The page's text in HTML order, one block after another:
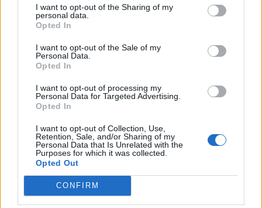
I want to opt-out of the Sharing of my
personal data.
Opted In
I want to opt-out of the Sale of my
Personal Data.
Opted In
I want to opt-out of processing my
Personal Data for Targeted Advertising.
Opted In
I want to opt-out of Collection, Use,
Retention, Sale, and/or Sharing of my
Personal Data that Is Unrelated with the
Purposes for which it was collected.
Opted Out
CONFIRM
reagon presidenti i
Trabzonsporit: Më preku
mua dhe të gjithë lojtarët
Edmond Sulës, kontrolle
në Bërxullë dhe
shoqërime personash për